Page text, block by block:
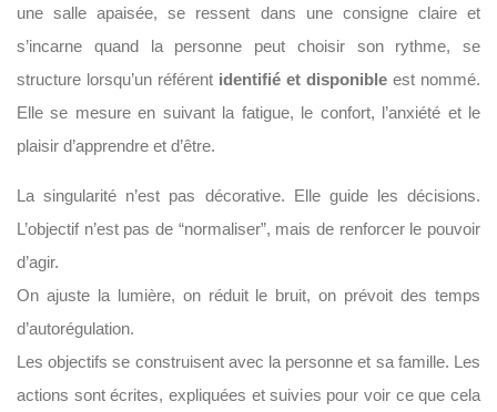
une salle apaisée, se ressent dans une consigne claire et
s’incarne quand la personne peut choisir son rythme, se
structure lorsqu’un référent identifié et disponible est nommé.
Elle se mesure en suivant la fatigue, le confort, l’anxiété et le
plaisir d’apprendre et d’être.
La singularité n’est pas décorative. Elle guide les décisions.
L’objectif n’est pas de “normaliser”, mais de renforcer le pouvoir
d’agir.
On ajuste la lumière, on réduit le bruit, on prévoit des temps
d’autorégulation.
Les objectifs se construisent avec la personne et sa famille. Les
actions sont écrites, expliquées et suivies pour voir ce que cela